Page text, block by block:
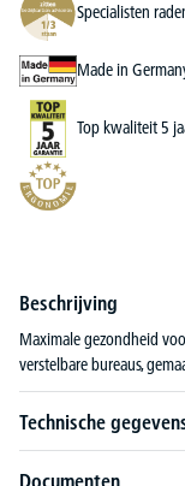
Specialisten
Made in
Top kwaliteit 5
Beschrijving
Maximale gezondheid
verstelbare bureaus,
Technische
Documenten